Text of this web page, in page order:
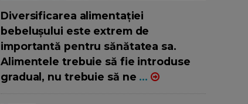
Diversificarea alimentației
bebelușului este extrem de
importantă pentru sănătatea sa.
Alimentele trebuie să fie introduse
gradual, nu trebuie să ne ...